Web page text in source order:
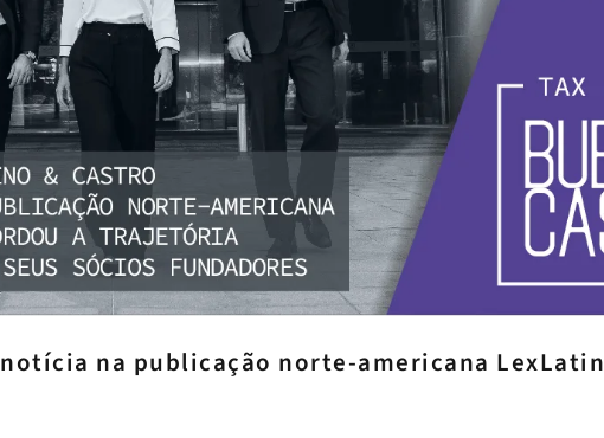
na publicação norte-americana LexLatin